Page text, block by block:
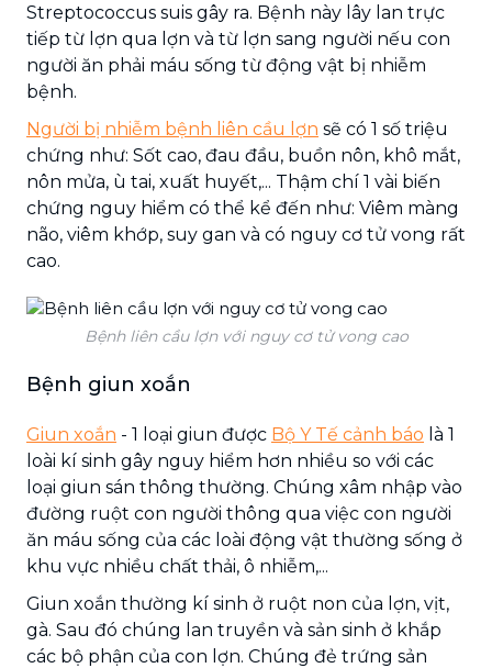
Streptococcus suis gây ra. Bệnh này lây lan trực
tiếp từ lợn qua lợn và từ lợn sang người nếu con
người ăn phải máu sống từ động vật bị nhiễm
bệnh.
Người bị nhiễm bệnh liên cầu lợn sẽ có 1 số triệu
chứng như: Sốt cao, đau đầu, buồn nôn, khô mắt,
nôn mửa, ù tai, xuất huyết,... Thậm chí 1 vài biến
chứng nguy hiểm có thể kể đến như: Viêm màng
não, viêm khớp, suy gan và có nguy cơ tử vong rất
cao.
Bệnh liên cầu lợn với nguy cơ tử vong cao
Bệnh giun xoắn
Giun xoắn - 1 loại giun được Bộ Y Tế cảnh báo là 1
loài kí sinh gây nguy hiểm hơn nhiều so với các
loại giun sán thông thường. Chúng xâm nhập vào
đường ruột con người thông qua việc con người
ăn máu sống của các loài động vật thường sống ở
khu vực nhiều chất thải, ô nhiễm,...
Giun xoắn thường kí sinh ở ruột non của lợn, vịt,
gà. Sau đó chúng lan truyền và sản sinh ở khắp
các bộ phận của con lợn. Chúng đẻ trứng sản